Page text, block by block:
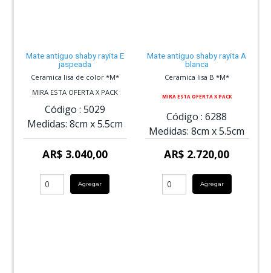
Mate antiguo shaby rayita E
jaspeada
Ceramica lisa de color *M*
MIRA ESTA OFERTA X PACK
Código : 5029
Medidas: 8cm x5.5cm
AR$ 3.040,00
Agregar
Mate antiguo shaby rayita A
blanca
Ceramica lisa B *M*
MIRA ESTA OFERTA X PACK
Código : 6288
Medidas: 8cm x5.5cm
AR$ 2.720,00
Agregar